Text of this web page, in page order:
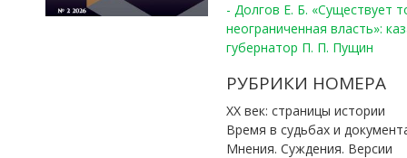
- Долгов Е. Б. «Существует
неограниченная власть»:
губернатор П. П. Пущин
РУБРИКИ НОМЕРА
ХХ век: страницы истории
Время в судьбах и
Мнения. Суждения. Версии